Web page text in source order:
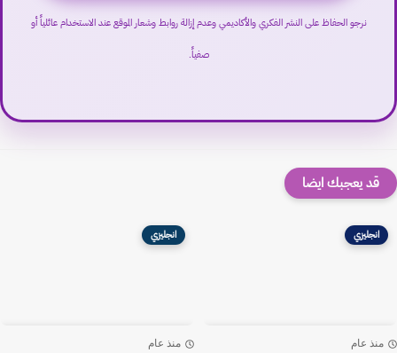
نرجو الحفاظ على النشر الفكري والأكاديمي وعدم إزالة روابط وشعار الموقع عند الاستخدام عائلياً أو
صفياً.
قد يعجبك ايضا
انجليزي
منذ عام
انجليزي
منذ عام